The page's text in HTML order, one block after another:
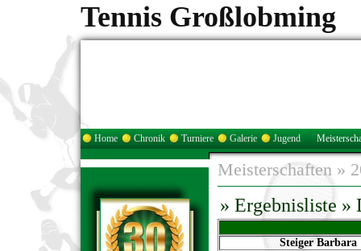
Tennis Großlobming
Home Chronik Turniere Galerie Jugend
Meisterschaften »
» Ergebnisliste »
Steiger Barbara